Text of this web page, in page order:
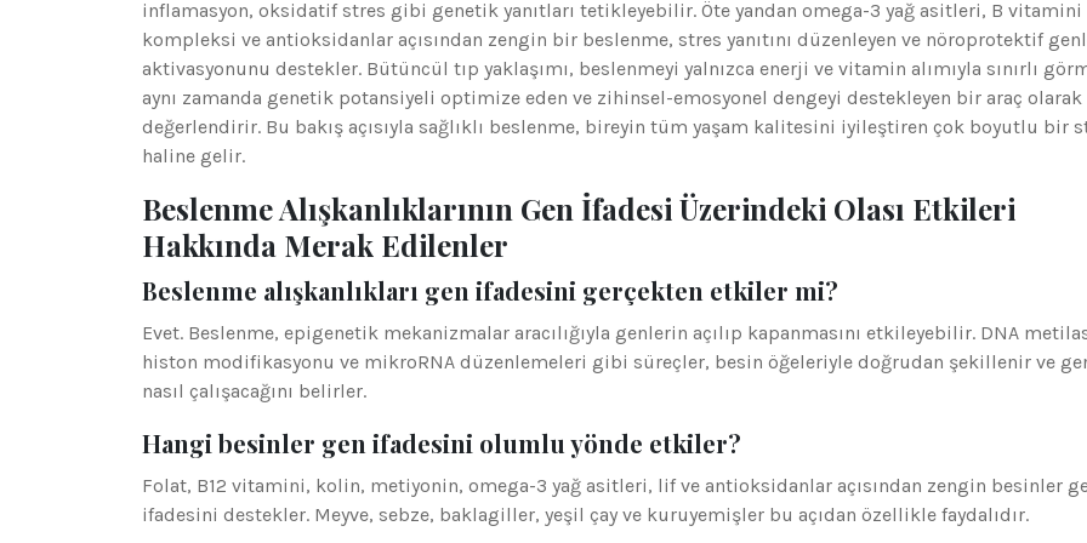
inflamasyon, oksidatif stres gibi genetik yanıtları tetikleyebilir. Öte yandan omega-3 yağ asitleri, B vitamini
kompleksi ve antioksidanlar açısından zengin bir beslenme, stres yanıtını düzenleyen ve nöroprotektif
aktivasyonunu destekler. Bütüncül tıp yaklaşımı, beslenmeyi yalnızca enerji ve vitamin alımıyla sınırlı
aynı zamanda genetik potansiyeli optimize eden ve zihinsel-emosyonel dengeyi destekleyen bir araç olarak
değerlendirir. Bu bakış açısıyla sağlıklı beslenme, bireyin tüm yaşam kalitesini iyileştiren çok boyutlu bir
haline gelir.
Beslenme Alışkanlıklarının Gen İfadesi Üzerindeki Olası Etkileri
Hakkında Merak Edilenler
Beslenme alışkanlıkları gen ifadesini gerçekten etkiler mi?
Evet. Beslenme, epigenetik mekanizmalar aracılığıyla genlerin açılıp kapanmasını etkileyebilir. DNA
histon modifikasyonu ve mikroRNA düzenlemeleri gibi süreçler, besin öğeleriyle doğrudan şekillenir ve
nasıl çalışacağını belirler.
Hangi besinler gen ifadesini olumlu yönde etkiler?
Folat, B12 vitamini, kolin, metiyonin, omega-3 yağ asitleri, lif ve antioksidanlar açısından zengin besinler
ifadesini destekler. Meyve, sebze, baklagiller, yeşil çay ve kuruyemişler bu açıdan özellikle faydalıdır.